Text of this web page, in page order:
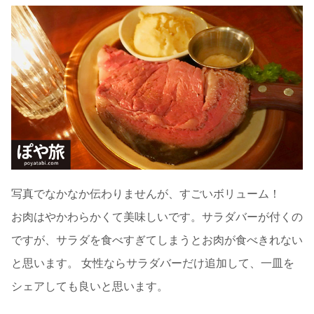
写真でなかなか伝わりませんが、すごいボリューム！
お肉はやかわらかくて美味しいです。サラダバーが付くの
ですが、サラダを食べすぎてしまうとお肉が食べきれない
と思います。 女性ならサラダバーだけ追加して、一皿を
シェアしても良いと思います。